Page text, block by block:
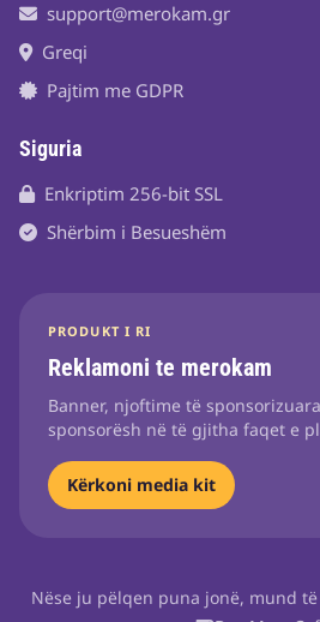
support@merokam.gr
Greqi
Pajtim me GDPR
Siguria
Enkriptim 256-bit SSL
Shërbim i Besueshëm
PRODUKT I RI
Reklamoni te merokam
Banner, njoftime të
sponsorësh në të gjitha faqet e
Kërkoni media kit
Nëse ju pëlqen puna jonë, mund